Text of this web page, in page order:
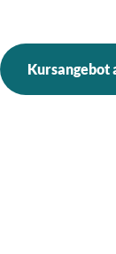
Kursangebot